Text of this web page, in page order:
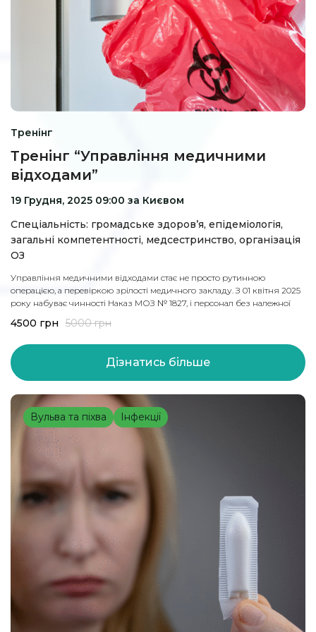
Тренінг
Тренінг “Управління медичними
відходами”
19 Грудня, 2025 09:00 за Києвом
Спеціальність: громадське здоров’я, епідеміологія,
загальні компетентності, медсестринство, організація
ОЗ
Управління медичними відходами стає не просто рутинною
операцією, а перевіркою зрілості медичного закладу. З 01 квітня 2025
року набуває чинності Наказ МОЗ № 1827, і персонал без належної
відходами
. Якщо ви не хочете зустрічати інспекторів із холодним
Отримайте чіткі алгоритми, готові СОПи та реальні навички
безпечного поводження з інфекційно небезпечними, гострими та
класифікація, маркування, ЗІЗ та сценарії дій у разі аварійних
ситуацій.
Кому підходить:
Громадське здоров’я,
Епідеміологія,
Медсестринство,
охорони здоров’я
Це саме ті спеціальності, які відповідають за дотримання вимог та
несуть юридичні ризики у разі порушень.
Що ви отримаєте
– Повну відповідність новим державним нормам
– Стандартизовані СОП для закладу
– Практичні навички роботи з усіма групами відходів
– Алгоритми дій при надзвичайних ситуаціях
– Інструменти контролю та внутрішнього аудиту
– Сертифікат підтвердження навчання
Цей тренінг перетворює складні регуляції на зрозумілу систему дій і
4500 грн 5000грн
Дізнатись більше
Вульва та піхва Інфекції